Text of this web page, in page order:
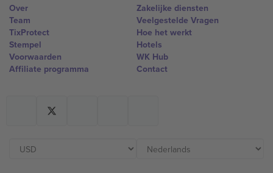
Over
Team
TixProtect
Stempel
Voorwaarden
Affiliate programma
Zakelijke diensten
Veelgestelde Vragen
Hoe het werkt
Hotels
WK Hub
Contact